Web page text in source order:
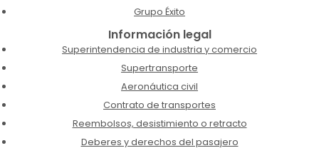
Grupo Éxito
Información legal
Superintendencia de industria y comercio
Supertransporte
Aeronáutica civil
Contrato de transportes
Reembolsos, desistimiento o retracto
Deberes y derechos del pasajero